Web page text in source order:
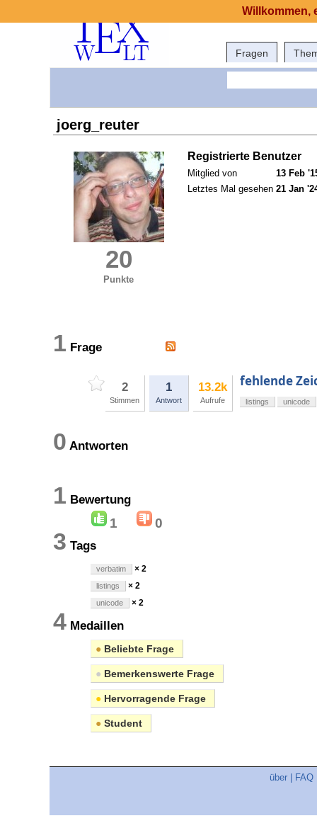
Fragen
joerg_reuter
20
Punkte
Registrierte Benutzer
Mitglied von
13 Feb
Letztes Mal gesehen 21 Jan
1 Frage
2
Stimmen
1
Antwort
13.2k
Aufrufe
fehlende
listings unicode
0 Antworten
1 Bewertung
1 0
3 Tags
verbatim × 2
listings × 2
unicode × 2
4 Medaillen
● Beliebte Frage
● Bemerkenswerte Frage
● Hervorragende Frage
● Student
über FAQ
Willkommen,